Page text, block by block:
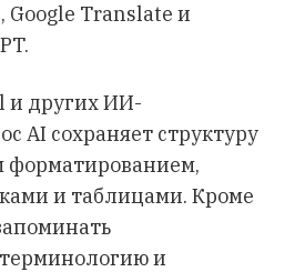
Google Translate и
и других ИИ-
AI сохраняет структуру
форматированием,
и таблицами. Кроме
и